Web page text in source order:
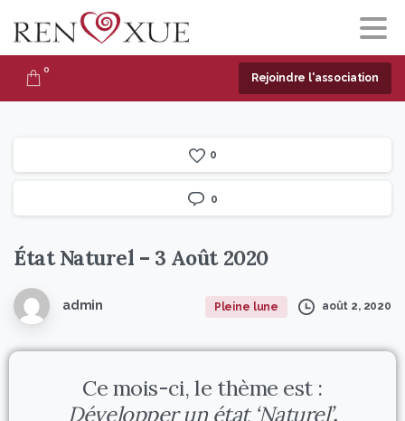
0
Rejoindre l'association
0
0
État Naturel – 3 Août 2020
admin Pleine lune août 2, 2020
Ce mois-ci, le thème est :
Développer un état ‘Naturel’.